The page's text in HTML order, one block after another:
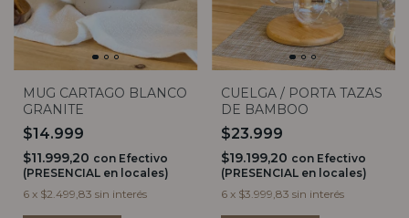
MUG CARTAGO BLANCO
GRANITE
$14.999
$11.999,20 con Efectivo
(PRESENCIAL en locales)
6 x $2.499,83 sin interés
CUELGA / PORTA TAZAS
DE BAMBOO
$23.999
$19.199,20 con Efectivo
(PRESENCIAL en locales)
6 x $3.999,83 sin interés